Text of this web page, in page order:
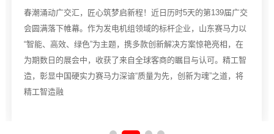
春潮涌动广交汇，匠心筑梦启新程！近日历时5天的第139届广交
会圆满落下帷幕。作为发电机组领域的标杆企业，山东赛马力以
“智能、高效、绿色”为主题，携多款创新解决方案惊艳亮相，在
为期数日的展会中，收获了来自全球客商的瞩目与认可。精工智
造，彰显中国硬实力赛马力深谙“质量为先，创新为魂”之道，将
精工智造融